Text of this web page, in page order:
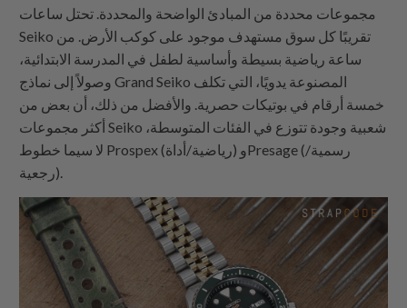
مجموعات محددة من المبادئ الواضحة والمحددة. تحتل ساعات
Seiko تقريبًا كل سوق مستهدف موجود على كوكب الأرض. من
ساعة رياضية بسيطة وأساسية لطفل في المدرسة الابتدائية،
وصولاً إلى نماذج Grand Seiko المصنوعة يدويًا، التي تكلف
خمسة أرقام في بوتيكات حصرية. والأفضل من ذلك، أن بعض من
أكثر مجموعات Seiko شعبية وجودة تتوزع في الفئات المتوسطة،
لا سيما خطوط Prospex (رياضية/أداة) وPresage (رسمية/
رجعية).